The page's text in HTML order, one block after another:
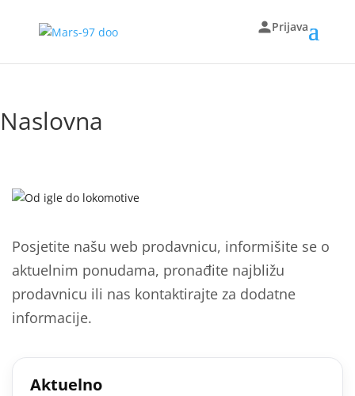
Prijava
Naslovna
Posjetite našu web prodavnicu, informišite se o
aktuelnim ponudama, pronađite najbližu
prodavnicu ili nas kontaktirajte za dodatne
informacije.
Aktuelno